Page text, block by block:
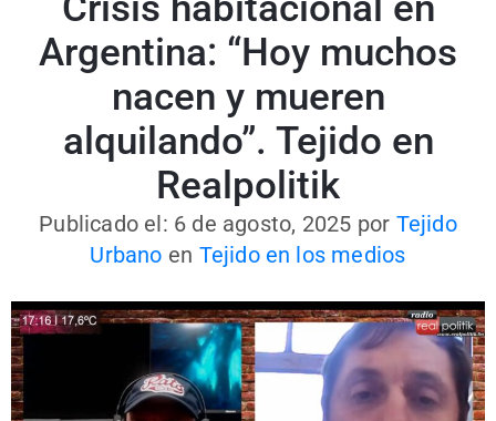
Argentina: “Hoy muchos
nacen y mueren
alquilando”. Tejido en
Realpolitik
Publicado el: 6 de agosto, 2025 por Tejido
Urbano en Tejido en los medios